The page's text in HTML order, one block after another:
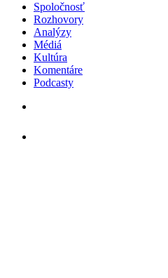
Spoločnosť
Rozhovory
Analýzy
Médiá
Kultúra
Komentáre
Podcasty